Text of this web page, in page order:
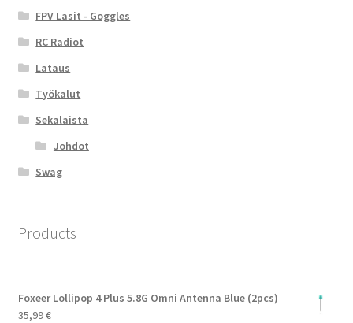
FPV Lasit - Goggles
RC Radiot
Lataus
Työkalut
Sekalaista
Johdot
Swag
Products
Foxeer Lollipop 4 Plus 5.8G Omni Antenna Blue (2pcs)
35,99€